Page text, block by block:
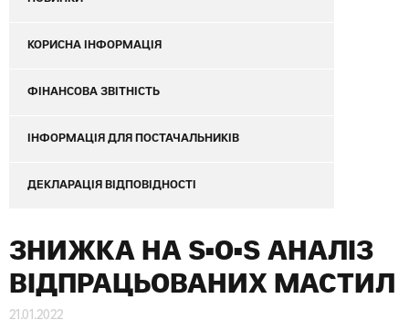
КОРИСНА ІНФОРМАЦІЯ
ФІНАНСОВА ЗВІТНІСТЬ
ІНФОРМАЦІЯ ДЛЯ ПОСТАЧАЛЬНИКІВ
ДЕКЛАРАЦІЯ ВІДПОВІДНОСТІ
ЗНИЖКА НА S•O•S АНАЛІЗ
ВІДПРАЦЬОВАНИХ МАСТИЛ
21.01.2022